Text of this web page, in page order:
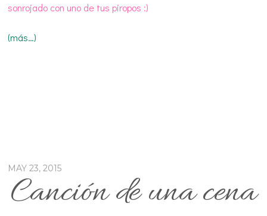
sonrojado con uno de tus piropos :)
(más…)
MAY 23, 2015
Canción de una cena